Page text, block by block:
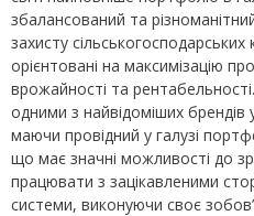
збалансований та
захисту
орієнтовані на максимізацію
врожайності та
одними з найвідоміших брендів
маючи провідний у галузі
що має значні можливості до
працювати з зацікавленими
системи, виконуючи своє